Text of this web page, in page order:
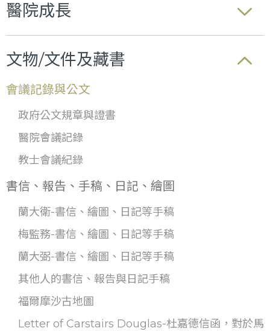
醫院成長
文物/文件及藏書
會議記錄與公文
政府公文規章與證書
醫院會議記錄
教士會議紀錄
書信、報告、手稿、日記、繪圖
蘭大衛-書信、繪圖、日記等手稿
梅監務-書信、繪圖、日記等手稿
蘭大弼-書信、繪圖、日記等手稿
其他人的書信、報告與日記手稿
福爾摩沙古地圖
Letter of Carstairs Douglas-杜嘉德信函，對於馬